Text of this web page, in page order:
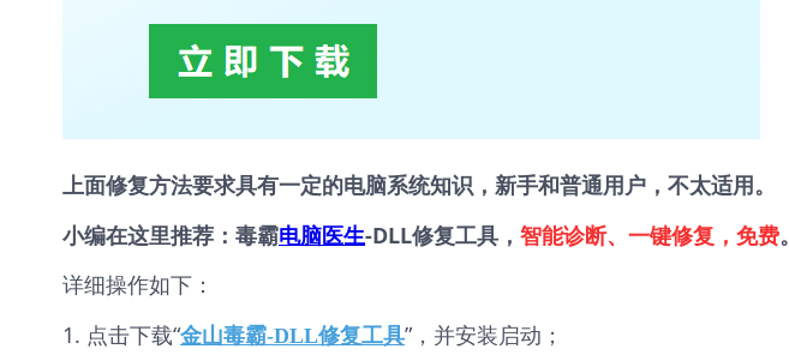
上面修复方法要求具有一定的电脑系统知识，新手和普通用户，不太适用。
小编在这里推荐：毒霸电脑医生-DLL修复工具， 智能诊断、一键修复，免费。
详细操作如下：
1. 点击下载“金山毒霸-DLL修复工具”，并安装启动；